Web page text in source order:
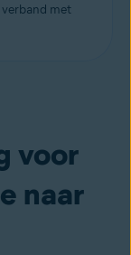
verband met
voor
naar